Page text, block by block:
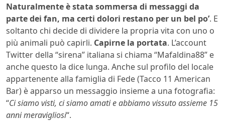
Naturalmente è stata sommersa di messaggi da
parte dei fan, ma certi dolori restano per un bel po’. E
soltanto chi decide di dividere la propria vita con uno o
più animali può capirli. Capirne la portata. L’account
Twitter della “sirena” italiana si chiama “Mafaldina88” e
anche questo la dice lunga. Anche sul profilo del locale
appartenente alla famiglia di Fede (Tacco 11 American
Bar) è apparso un messaggio insieme a una fotografia:
“Ci siamo visti, ci siamo amati e abbiamo vissuto assieme 15
anni meravigliosi“.